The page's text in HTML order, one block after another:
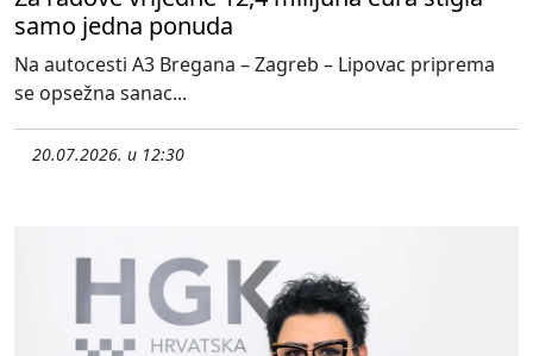
samo jedna ponuda
Na autocesti A3 Bregana – Zagreb – Lipovac priprema
se opsežna sanac...
20.07.2026. u 12:30